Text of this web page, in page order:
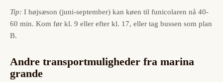
Tip: I højsæson (juni-september) kan køen til funicolaren nå 40-
60 min. Kom før kl. 9 eller efter kl. 17, eller tag bussen som plan
B.
Andre transportmuligheder fra marina
grande